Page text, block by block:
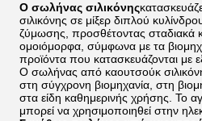
Ο σωλήνας σιλικόνης
σιλικόνης σε μίξερ διπλού
ζύμωσης, προσθέτοντας σταδιακά
ομοιόμορφα, σύμφωνα με τα
προϊόντα που κατασκευάζονται με
Ο σωλήνας από καουτσούκ
στη σύγχρονη βιομηχανία, στη
στα είδη καθημερινής χρήσης. Το
μπορεί να χρησιμοποιηθεί στην